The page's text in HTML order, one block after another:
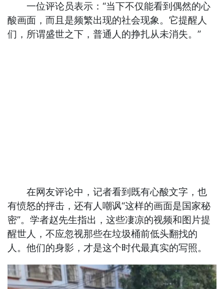
一位评论员表示：“当下不仅能看到偶然的心
酸画面，而且是频繁出现的社会现象。它提醒人
们，所谓盛世之下，普通人的挣扎从未消失。”
在网友评论中，记者看到既有心酸文字，也
有愤怒的抨击，还有人嘲讽“这样的画面是国家秘
密”。学者赵先生指出，这些凄凉的视频和图片提
醒世人，不应忽视那些在垃圾桶前低头翻找的
人。他们的身影，才是这个时代最真实的写照。